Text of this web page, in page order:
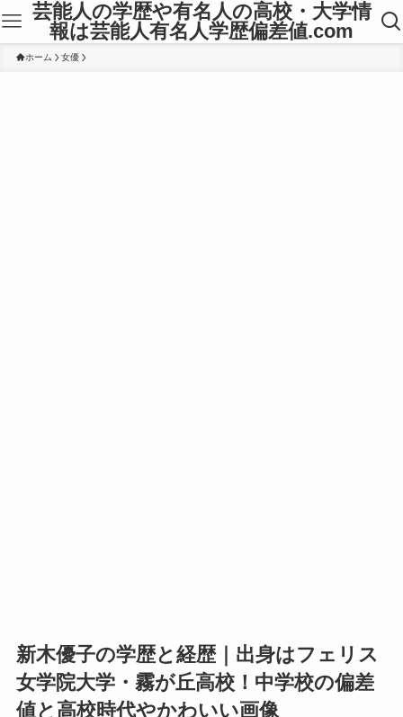
芸能人の学歴や有名人の高校・大学情
報は芸能人有名人学歴偏差値.com
ホーム 女優
新木優子の学歴と経歴｜出身はフェリス
女学院大学・霧が丘高校！中学校の偏差
値と高校時代やかわいい画像